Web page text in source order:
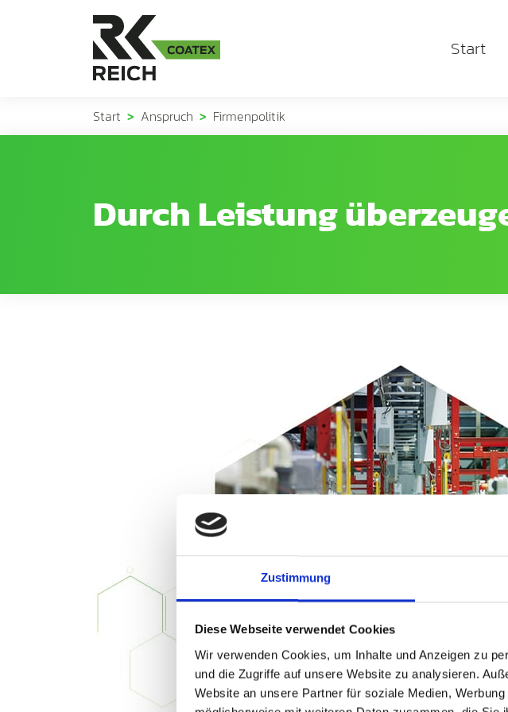
Zustimmung
Diese Webseite verwendet Cookies
Wir verwenden Cookies, um Inhalte und Anzeigen zu
und die Zugriffe auf unsere Website zu analysieren.
Website an unsere Partner für soziale Medien,
Start
Start Anspruch Firmenpolitik
Durch Leistung